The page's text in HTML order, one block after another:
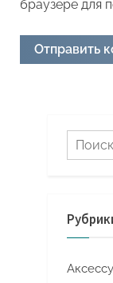
браузере для
Найти: